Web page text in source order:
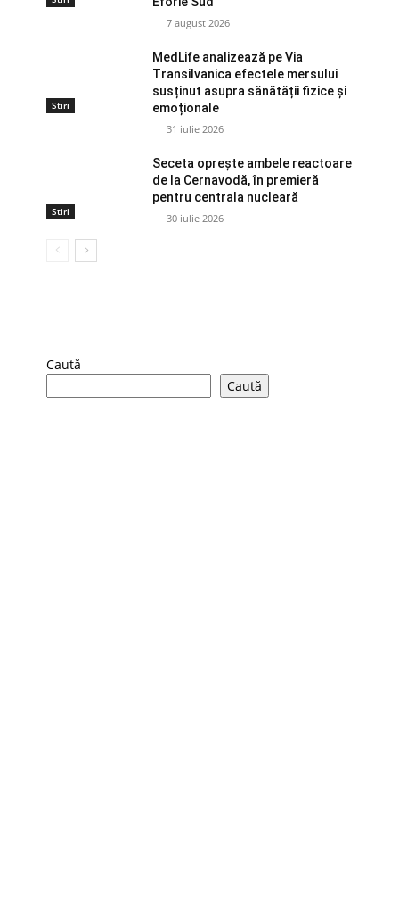
7 august 2026
Stiri
MedLife analizează pe Via
Transilvanica efectele mersului
susținut asupra sănătății fizice și
emoționale
31 iulie 2026
Stiri
Seceta oprește ambele reactoare
de la Cernavodă, în premieră
pentru centrala nucleară
30 iulie 2026
Caută
Caută